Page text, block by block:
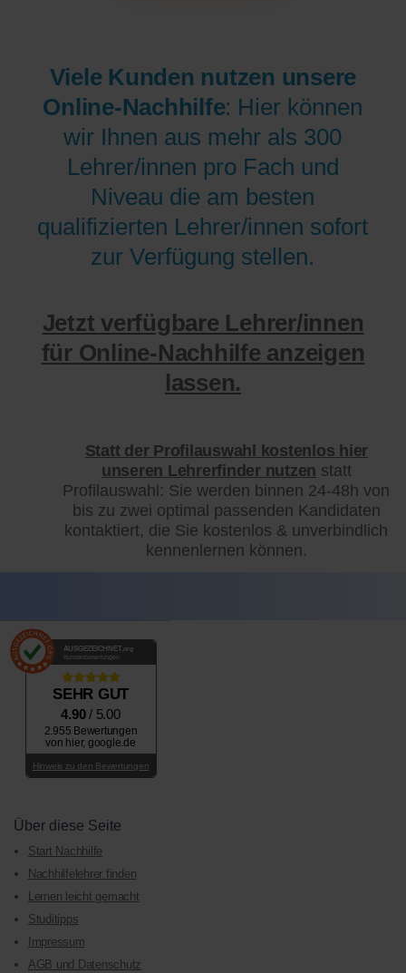
Viele Kunden nutzen unsere
Online-Nachhilfe: Hier können
wir Ihnen aus mehr als 300
Lehrer/innen pro Fach und
Niveau die am besten
qualifizierten Lehrer/innen sofort
zur Verfügung stellen.
Jetzt verfügbare Lehrer/innen
für Online-Nachhilfe anzeigen
lassen.
Statt der Profilauswahl kostenlos hier
unseren Lehrerfinder nutzen statt
Profilauswahl: Sie werden binnen 24-48h von
bis zu zwei optimal passenden Kandidaten
kontaktiert, die Sie kostenlos & unverbindlich
kennenlernen können.
AUSGEZEICHNET .org
Kundenbewertungen
SEHR GUT
4.90/ 5.00
2.955 Bewertungen
von hier, google.de
Hinweis zu den Bewertungen
Über diese Seite
Start Nachhilfe
Nachhilfelehrer finden
Lernen leicht gemacht
Studitipps
Impressum
AGB und Datenschutz